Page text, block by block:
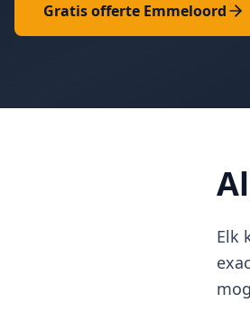
Gratis offerte Emmeloord
Elk